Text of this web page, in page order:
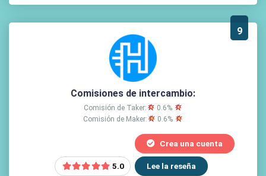
9
Comisiones de intercambio:
Comisión de Taker:
0.6%
Comisión de Maker:
0.6%
5.0
Crea una cuenta
Lee la reseña